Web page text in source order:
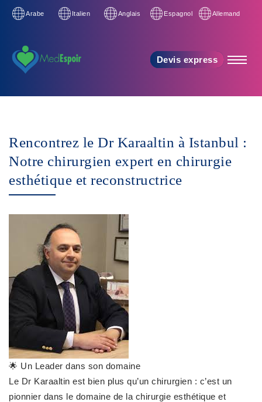
Arabe Italien Anglais Espagnol Allemand
Devis express
Rencontrez le Dr Karaaltin à Istanbul :
Notre chirurgien expert en chirurgie
esthétique et reconstructrice
🌟 Un Leader dans son domaine
Le Dr Karaaltin est bien plus qu’un chirurgien : c’est un
pionnier dans le domaine de la chirurgie esthétique et